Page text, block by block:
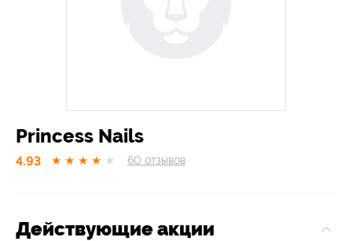
Princess Nails
4.93 ★ ★ ★ ★ ★ 60 отзывов
Действующие акции